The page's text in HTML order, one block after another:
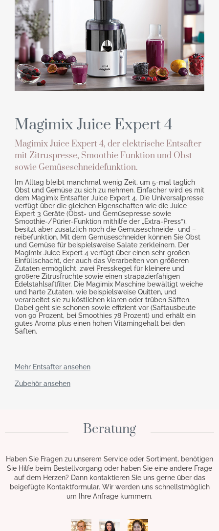
Magimix Juice Expert 4
Magimix Juice Expert 4, der elektrische Entsafter
mit Zitruspresse, Smoothie Funktion und Obst-
sowie Gemüseschneidefunktion.
Im Alltag bleibt manchmal wenig Zeit, um 5-mal täglich
Obst und Gemüse zu sich zu nehmen. Einfacher wird es mit
dem Magimix Entsafter Juice Expert 4. Die Universalpresse
verfügt über die gleichen Eigenschaften wie die Juice
Expert 3 Geräte (Obst- und Gemüsepresse sowie
Smoothie-/Pürier-Funktion mithilfe der „Extra-Press“),
besitzt aber zusätzlich noch die Gemüseschneide- und –
reibefunktion. Mit dem Gemüseschneider können Sie Obst
und Gemüse für beispielsweise Salate zerkleinern. Der
Magimix Juice Expert 4 verfügt über einen sehr großen
Einfüllschacht, der auch das Verarbeiten von größeren
Zutaten ermöglicht, zwei Presskegel für kleinere und
größere Zitrusfrüchte sowie einen strapazierfähigen
Edelstahlsaftfilter. Die Magimix Maschine bewältigt weiche
und harte Zutaten, wie beispielsweise Quitten, und
verarbeitet sie zu köstlichen klaren oder trüben Säften.
Dabei geht sie schonen sowie effizient vor (Saftausbeute
von 90 Prozent, bei Smoothies 78 Prozent) und erhält ein
gutes Aroma plus einen hohen Vitamingehalt bei den
Säften.
Mehr Entsafter ansehen
Zubehör ansehen
Beratung
Haben Sie Fragen zu unserem Service oder Sortiment, benötigen
Sie Hilfe beim Bestellvorgang oder haben Sie eine andere Frage
auf dem Herzen? Dann kontaktieren Sie uns gerne über das
beigefügte Kontaktformular. Wir werden uns schnellstmöglich
um Ihre Anfrage kümmern.